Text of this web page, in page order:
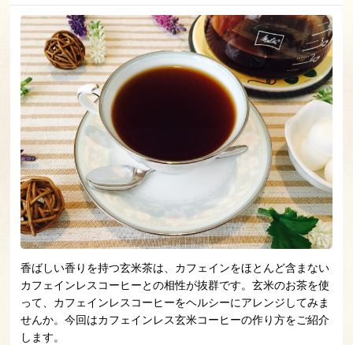
香ばしい香りを持つ玄米茶は、カフェインをほとんど含まない
カフェインレスコーヒーとの相性が抜群です。玄米のお茶を使
って、カフェインレスコーヒーをヘルシーにアレンジしてみま
せんか。今回はカフェインレス玄米コーヒーの作り方をご紹介
します。